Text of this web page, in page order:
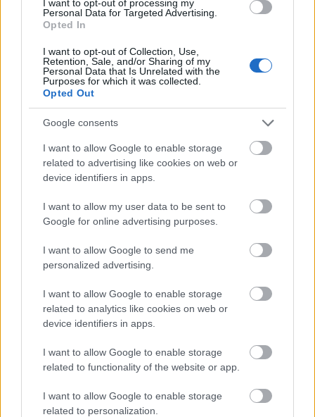
I want to opt-out of processing my
Personal Data for Targeted Advertising.
Opted In
I want to opt-out of Collection, Use,
Retention, Sale, and/or Sharing of my
Personal Data that Is Unrelated with the
Purposes for which it was collected.
Opted Out
Google consents
I want to allow Google to enable storage
related to advertising like cookies on web or
device identifiers in apps.
I want to allow my user data to be sent to
Google for online advertising purposes.
I want to allow Google to send me
personalized advertising.
I want to allow Google to enable storage
related to analytics like cookies on web or
device identifiers in apps.
I want to allow Google to enable storage
related to functionality of the website or app.
I want to allow Google to enable storage
related to personalization.
Mi lett Alain Delon vagyonával? Adóhatósági
csavar a sztoriban
HÍREK 2026. júl. 19.
Jön Magyarországra
NAK: Jelentős
pusztítást okozhat
Brüsszel ámokfutása
az agráriumban